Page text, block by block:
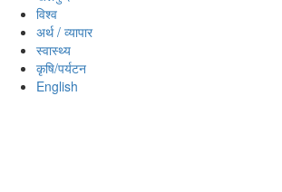
विश्‍व
अर्थ / व्यापार
स्वास्थ्य
कृषि/पर्यटन
English